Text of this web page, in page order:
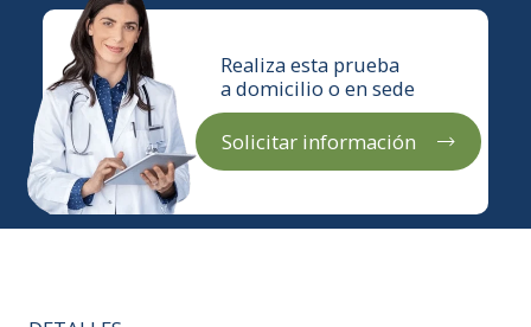
Realiza esta prueba
a domicilio o en sede
Solicitar información